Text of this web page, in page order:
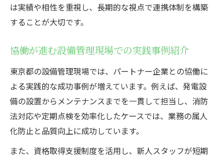
は実績や相性を重視し、長期的な視点で連携体制を構築
することが大切です。
協働が進む設備管理現場での実践事例紹介
東京都の設備管理現場では、パートナー企業との協働に
よる実践的な成功事例が増えています。例えば、発電設
備の設置からメンテナンスまでを一貫して担当し、消防
法対応や定期点検を効率化したケースでは、業務の属人
化防止と品質向上に成功しています。
また、資格取得支援制度を活用し、新人スタッフが短期